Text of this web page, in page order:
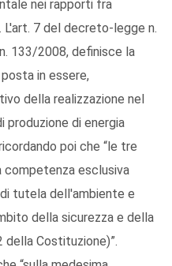
nei rapporti fra
7 del decreto-legge n.
133/2008, definisce la
in essere,
della realizzazione nel
produzione di energia
poi che “le tre
competenza esclusiva
tutela dell'ambiente e
della sicurezza e della
della Costituzione)”.